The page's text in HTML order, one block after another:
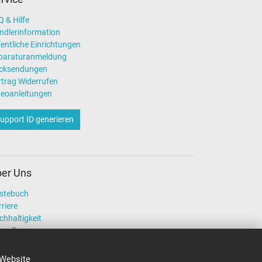
& Hilfe
Einrichtungen
Widerrufen
ID generieren
Uns
Team